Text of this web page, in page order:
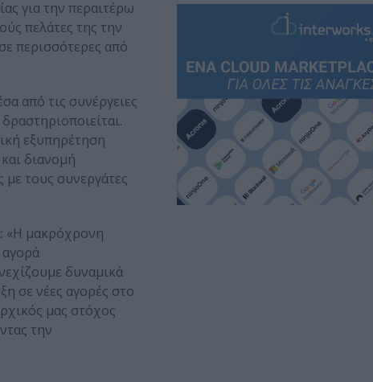
για την περαιτέρω
πελάτες της την
περισσότερες από
από τις συνέργειες
εξυπηρέτηση
διανομή
τους συνεργάτες
«Η μακρόχρονη
αγορά
δυναμικά
σε νέες αγορές στο
μας στόχος
την